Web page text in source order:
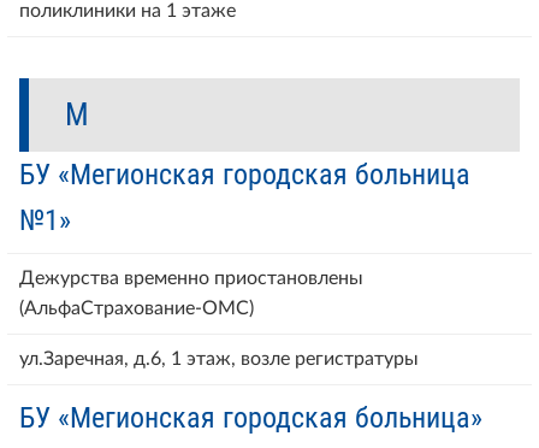
поликлиники на 1 этаже
М
БУ «Мегионская городская больница
№1»
Дежурства временно приостановлены
(АльфаСтрахование-ОМС)
ул.Заречная, д.6, 1 этаж, возле регистратуры
БУ «Мегионская городская больница»